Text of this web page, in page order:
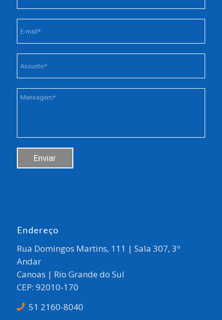
Endereço
Rua Domingos Martins, 111 | Sala 307, 3º
Andar
Canoas | Rio Grande do Sul
CEP: 92010-170
51 2160-8040